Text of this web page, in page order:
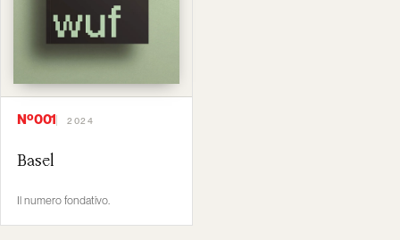
Nº001 2024
Basel
Il numero fondativo.